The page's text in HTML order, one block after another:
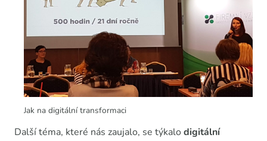
Jak na digitální transformaci
Další téma, které nás zaujalo, se týkalodigitální